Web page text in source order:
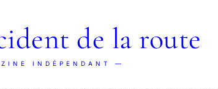
de la route
INDÉPENDANT —